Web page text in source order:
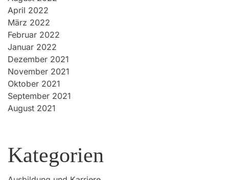
April 2022
März 2022
Februar 2022
Januar 2022
Dezember 2021
November 2021
Oktober 2021
September 2021
August 2021
Kategorien